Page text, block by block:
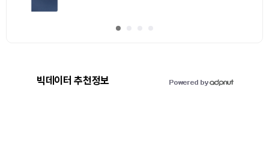
빅데이터 추천정보